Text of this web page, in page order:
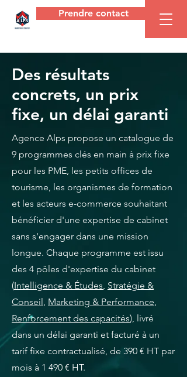
AgenceALPS
Prendre contact
Des résultats
concrets, un prix
fixe, un délai garanti
Agence Alps propose un catalogue de
9 programmes clés en main à prix fixe
pour les PME, les petits offices de
tourisme, les organismes de formation
et les acteurs e-commerce souhaitant
bénéficier d'une expertise de cabinet
sans s'engager dans une mission
longue. Chaque programme est issu
des 4 pôles d'expertise du cabinet
(Intelligence & Études, Stratégie &
Conseil, Marketing & Performance,
Renforcement des capacités), livré
dans un délai garanti et facturé à un
tarif fixe contractualisé, de 390 € HT par
mois à 1 490 € HT.